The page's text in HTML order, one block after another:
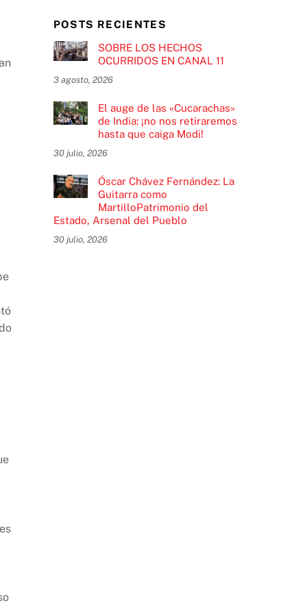
POSTS RECIENTES
SOBRE LOS HECHOS
OCURRIDOS EN CANAL 11
3 agosto, 2026
El auge de las «Cucarachas»
de India: ¡no nos retiraremos
hasta que caiga Modi!
30 julio, 2026
Óscar Chávez Fernández: La
Guitarra como
MartilloPatrimonio del
Estado, Arsenal del Pueblo
30 julio, 2026